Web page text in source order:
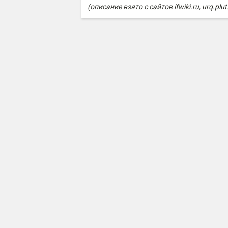
(описание взято с сайтов ifwiki.ru,